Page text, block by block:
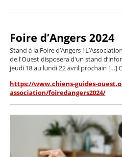
Foire d’Angers 2024
Stand à la Foire d’Angers !
de l'Ouest disposera d'un stand
jeudi 18 au lundi 22 avril prochain […]
https://www.chiens-guides-
association/foiredangers2024/